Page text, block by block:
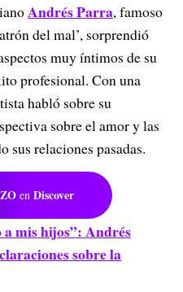
Andrés Parra, famoso
del mal’, sorprendió
muy íntimos de su
profesional. Con una
habló sobre su
sobre el amor y las
sus relaciones pasadas.
en Discover
mis hijos”: Andrés
sobre la